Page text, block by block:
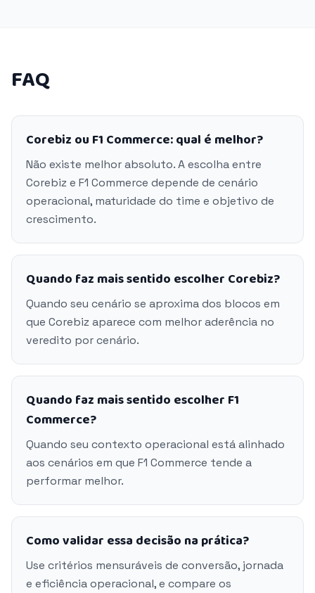
FAQ
Corebiz ou F1 Commerce: qual é melhor?
Não existe melhor absoluto. A escolha entre
Corebiz e F1 Commerce depende de cenário
operacional, maturidade do time e objetivo de
crescimento.
Quando faz mais sentido escolher Corebiz?
Quando seu cenário se aproxima dos blocos em
que Corebiz aparece com melhor aderência no
veredito por cenário.
Quando faz mais sentido escolher F1
Commerce?
Quando seu contexto operacional está alinhado
aos cenários em que F1 Commerce tende a
performar melhor.
Como validar essa decisão na prática?
Use critérios mensuráveis de conversão, jornada
e eficiência operacional, e compare os